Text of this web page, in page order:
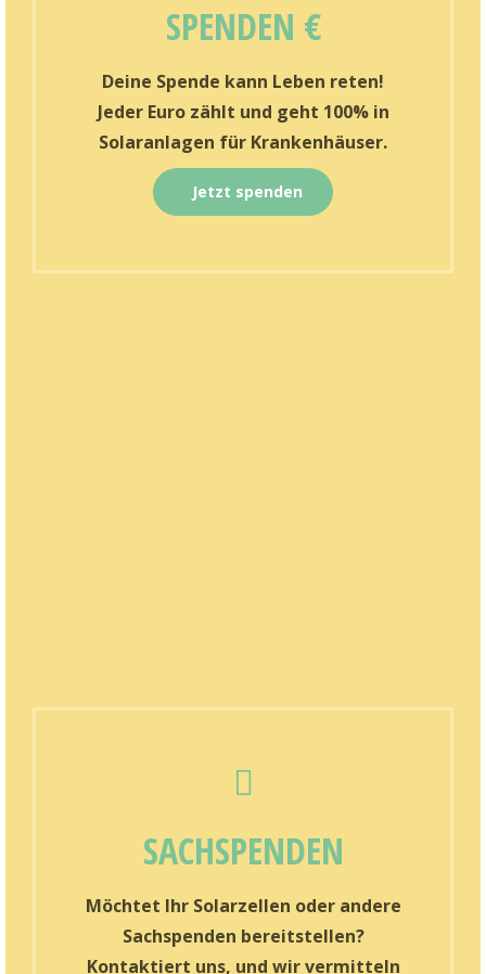
SPENDEN €
Deine Spende kann Leben reten!
Jeder Euro zählt und geht 100% in
Solaranlagen für Krankenhäuser.
Jetzt spenden
SACHSPENDEN
Möchtet Ihr Solarzellen oder andere
Sachspenden bereitstellen?
Kontaktiert uns, und wir vermitteln